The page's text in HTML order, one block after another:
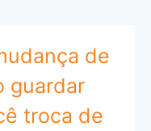
de
guardar
troca de